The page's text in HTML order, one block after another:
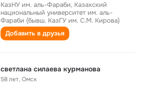
КазНУ им. аль-Фараби, Казахский
национальный университет им. аль-
Фараби (бывш. КазГУ им. С.М. Кирова)
Добавить в друзья
светлана силаева курманова
58 лет,Омск